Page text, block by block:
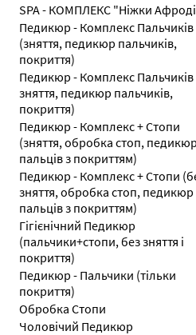
SPA - КОМПЛЕКС "Ніжки
Педикюр - Комплекс Пальчиків
(зняття, педикюр пальчиків,
покриття)
Педикюр - Комплекс Пальчиків
зняття, педикюр пальчиків,
покриття)
Педикюр - Комплекс + Стопи
(зняття, обробка стоп, педикюр
пальців з покриттям)
Педикюр - Комплекс + Стопи
зняття, обробка стоп, педикюр
пальців з покриттям)
Гігієнічний Педикюр
(пальчики+стопи, без зняття і
покриття)
Педикюр - Пальчики (тільки
покриття)
Обробка Стопи
Чоловічий Педикюр